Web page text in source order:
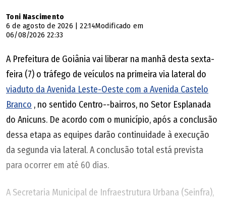
Pela proposta, as construções abandonadas serão
responsável será notificado e terá um prazo de 45 dias
para apresentar impugnação. A notificação poderá ocorrer
via edital em publicação oficial ou não. A ausência de
manifestação será entendida como concordância do
confisco, passando o imóvel para a guarda do Município.
Mesmo assim, somente após duas publicações do decreto
de arrecadação no Diário Oficial e três anos, a edificação
passará definitivamente a ser propriedade pública. O PL
inclui lotes baldios e edificados.
Toni Nascimento
6 de agosto de 2026 | 22:14Modificado em
06/08/2026 22:33
A Prefeitura de Goiânia vai liberar na manhã desta sexta-
feira (7) o tráfego de veículos na primeira via lateral do
viaduto da Avenida Leste-Oeste com a Avenida Castelo
Branco , no sentido Centro--bairros, no Setor Esplanada
do Anicuns. De acordo com o município, após a conclusão
dessa etapa as equipes darão continuidade à execução
da segunda via lateral. A conclusão total está prevista
para ocorrer em até 60 dias.
A Secretaria Municipal de Infraestrutura Urbana (Seinfra),